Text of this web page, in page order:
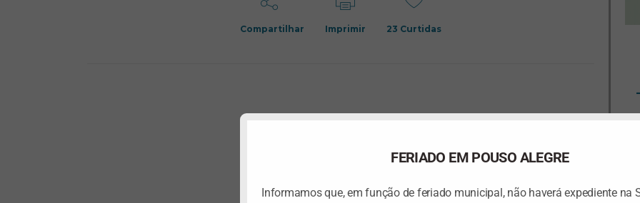
Compartilhar Imprimir 23 Curtidas
FERIADO EM POUSO ALEGRE
Informamos que, em função de feriado municipal, não haverá expediente na